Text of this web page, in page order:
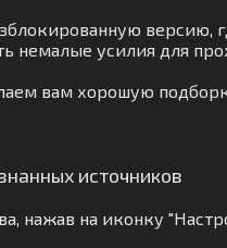
немалые усилия для
вам хорошую
источников
нажав на иконку